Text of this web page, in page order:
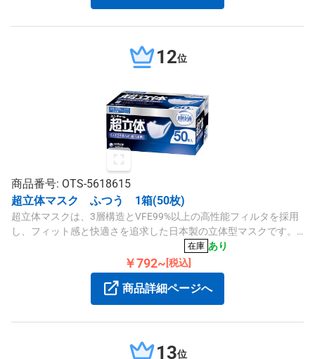
12位
商品番号: OTS-5618615
超立体マスク ふつう 1箱(50枚)
超立体マスクは、3層構造とVFE99%以上の高性能フィルタを採用
し、フィット感と快適さを追求した日本製の立体型マスクです。
約153×137mmと大きめのサイズで、耳かけ部分は柔らかく痛くな
りにくい仕様です。50枚入の商品です。
在庫 あり
￥792~ [税込]
商品詳細ページへ
13位